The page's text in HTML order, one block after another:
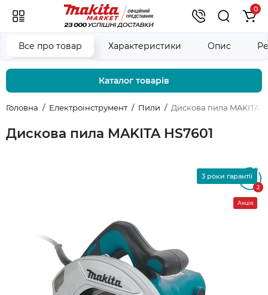
0
Каталог товарів
Головна Електроінструмент Пили Дискова пила MAKITA
Дискова пила MAKITA HS7601
Все про товар Характеристики Опис
5
2
3 роки гарантії
Акція